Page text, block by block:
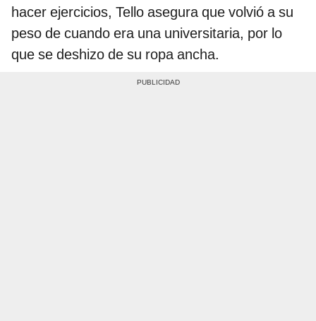
hacer ejercicios, Tello asegura que volvió a su
peso de cuando era una universitaria, por lo
que se deshizo de su ropa ancha.